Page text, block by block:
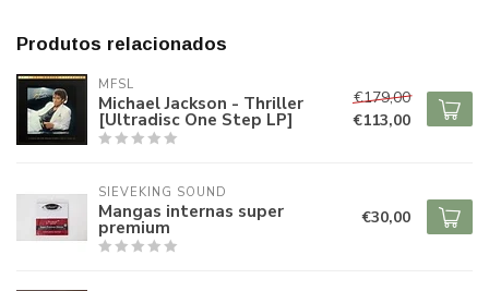
Produtos relacionados
MFSL
Michael Jackson - Thriller
[Ultradisc One Step LP]
€179,00
€113,00
SIEVEKING SOUND
Mangas internas super
premium €30,00